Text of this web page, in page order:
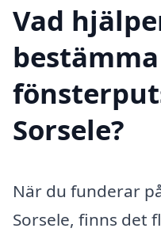
Vad
Sorsele?
När du funderar
Sorsele, finns det